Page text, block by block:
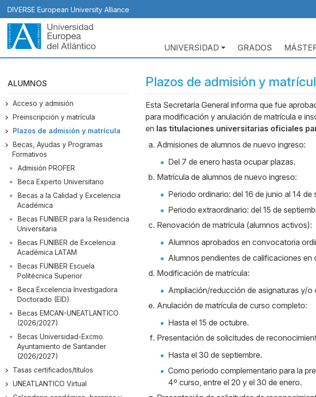
Pasar
al
contenido
principal
DIVERSE European University Alliance
Navegación
principal
UNIVERSIDAD GRADOS
ALUMNOS
Acceso y admisión
Preinscripción y matrícula
Plazos de admisión y matrícula
Becas, Ayudas y Programas
Formativos
Admisión PROFER
Beca Experto Universitario
Becas a la Calidad y Excelencia
Académica
Becas FUNIBER para la Residencia
Universitaria
Becas FUNIBER de Excelencia
Académica LATAM
Becas FUNIBER Escuela
Politécnica Superior
Beca Excelencia Investigadora
Doctorado (EID)
Becas EMCAN-UNEATLANTICO
(2026/2027)
Becas Universidad-Excmo.
Ayuntamiento de Santander
(2026/2027)
Tasas certificados/títulos
UNEATLANTICO Virtual
Plazos de admisión y
Body
Esta Secretaría General informa que fue
para modificación y anulación de matrícula e
en las titulaciones universitarias oficiales
Admisiones de alumnos de nuevo ingreso:
Del 7 de enero hasta ocupar plazas.
Matrícula de alumnos de nuevo ingreso:
Periodo ordinario: del 16 de junio al 14
Periodo extraordinario: del 15 de
Renovación de matrícula (alumnos activos):
Alumnos aprobados en convocatoria
Alumnos pendientes de calificaciones
Modificación de matrícula:
Ampliación/reducción de asignaturas y/o
Anulación de matrícula de curso completo:
Hasta el 15 de octubre.
Presentación de solicitudes de
Hasta el 30 de septiembre.
Como periodo complementario para la
4º curso, entre el 20 y el 30 de enero.